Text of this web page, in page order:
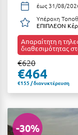
έως 31/08/
Υπέροχη
ΕΠΙΠΛΕΟΝ
Απαραίτητη η
διαθεσιμότητας
€620
€464
€155 / διανυκτέρευση
-30%